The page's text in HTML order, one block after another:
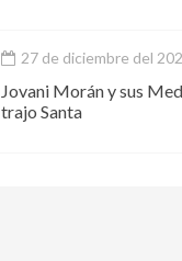
27 de diciembre del
Jovani Morán y sus
trajo Santa